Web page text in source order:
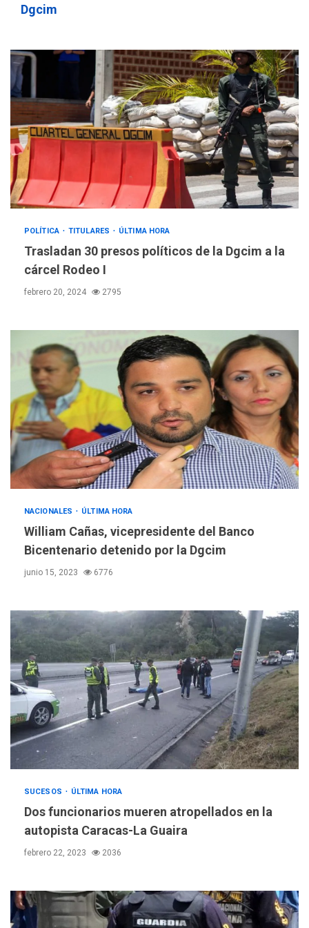
Dgcim
POLÍTICA TITULARES ÚLTIMA HORA
Trasladan 30 presos políticos de la Dgcim a la
cárcel Rodeo I
febrero 20, 2024 2795
NACIONALES ÚLTIMA HORA
William Cañas, vicepresidente del Banco
Bicentenario detenido por la Dgcim
junio 15, 2023 6776
SUCESOS ÚLTIMA HORA
Dos funcionarios mueren atropellados en la
autopista Caracas-La Guaira
febrero 22, 2023 2036